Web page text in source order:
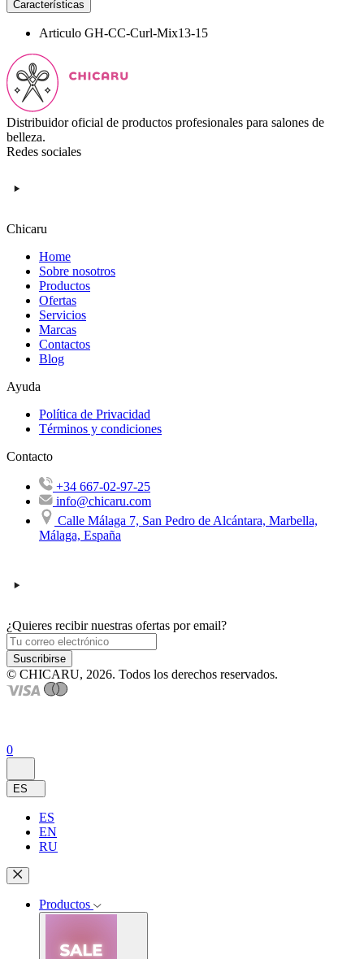
Características
Articulo GH-CC-Curl-Mix13-15
Distribuidor oficial de productos profesionales para salones de
belleza.
Redes sociales
Chicaru
Home
Sobre nosotros
Productos
Ofertas
Servicios
Marcas
Contactos
Blog
Ayuda
Política de Privacidad
Términos y condiciones
Contacto
+34 667-02-97-25
info@chicaru.com
Calle Málaga 7, San Pedro de Alcántara, Marbella,
Málaga, España
¿Quieres recibir nuestras ofertas por email?
Suscribirse
© CHICARU, 2026. Todos los derechos reservados.
0
ES
ES
EN
RU
Productos